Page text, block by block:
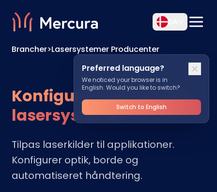
Preferred language?
We noticed your browser is in
English. Would you like to switch?
Switch to English
Brancher>Lasersystemer Producenter
Konfigurer industrielle
lasersystemer
Tilpas laserkilder til applikationer.
Konfigurer optik, borde og
automatiseret håndtering.